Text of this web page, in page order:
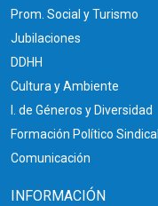
Prom. Social y Turismo
Jubilaciones
DDHH
Cultura y Ambiente
I. de Géneros y Diversidad
Formación Político Sindical
Comunicación
INFORMACIÓN